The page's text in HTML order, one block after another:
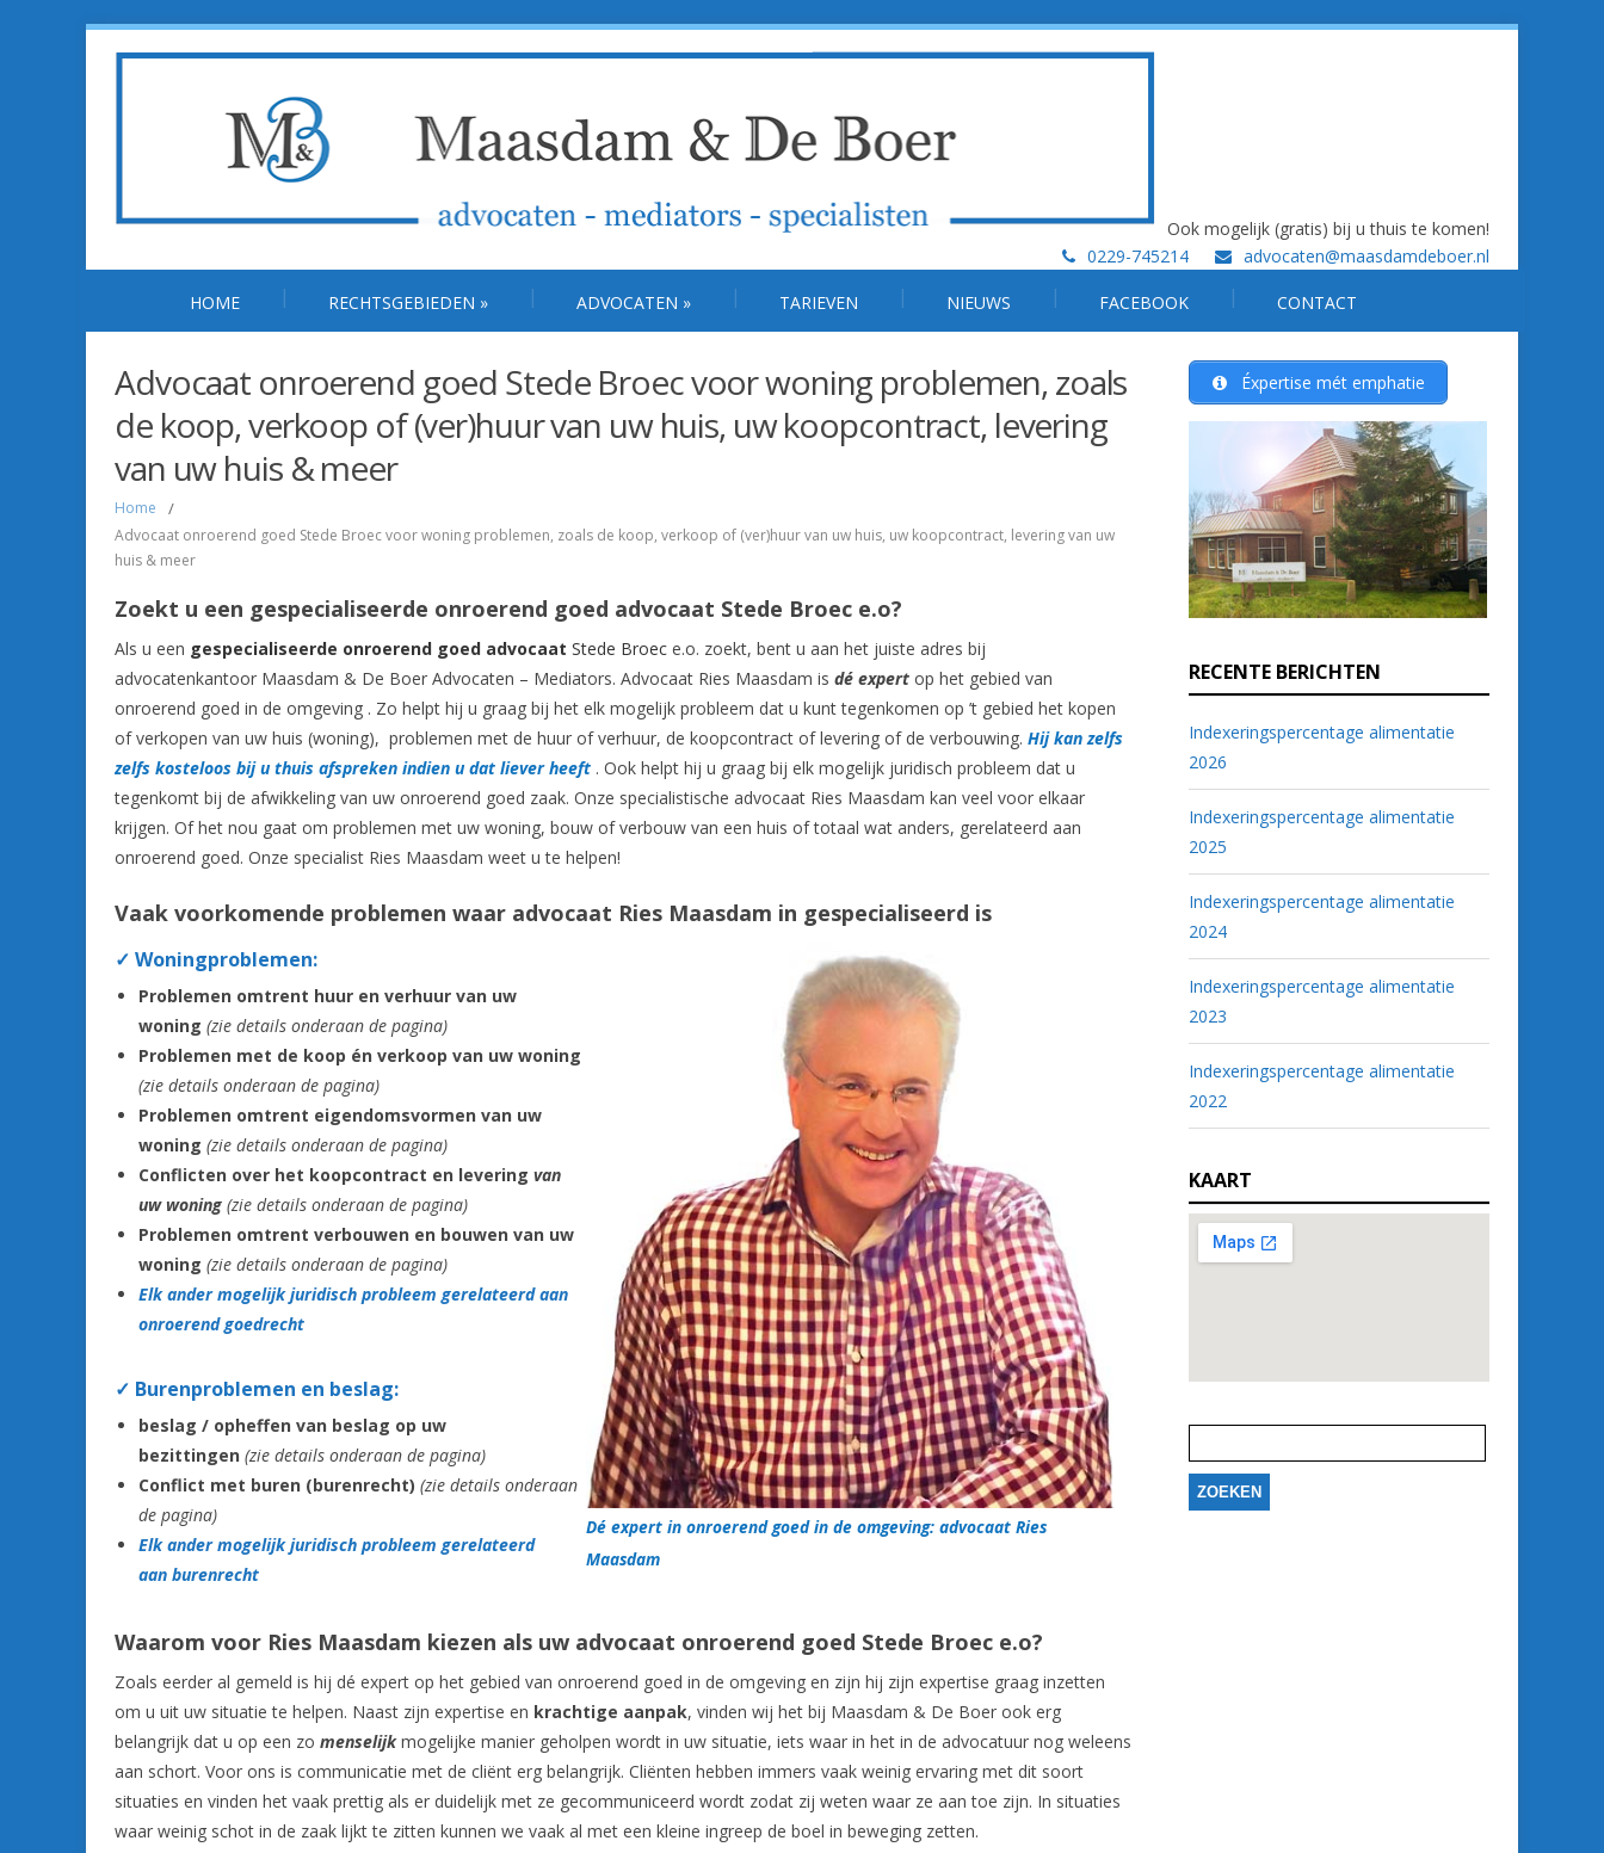
Ook mogelijk (gratis) bij u thuis te komen!
0229-745214
advocaten@maasdamdeboer.nl
HOME RECHTSGEBIEDEN » ADVOCATEN » TARIEVEN NIEUWS FACEBOOK CONTACT
Advocaat onroerend goed Stede Broec voor woning problemen, zoals
de koop, verkoop of (ver)huur van uw huis, uw koopcontract, levering
van uw huis & meer
Home /
Advocaat onroerend goed Stede Broec voor woning problemen, zoals de koop, verkoop of (ver)huur van uw huis, uw koopcontract, levering van uw
huis & meer
Zoekt u een gespecialiseerde onroerend goed advocaat Stede Broec e.o?
Als u een gespecialiseerde onroerend goed advocaat Stede Broec e.o. zoekt, bent u aan het juiste adres bij
advocatenkantoor Maasdam & De Boer Advocaten – Mediators. Advocaat Ries Maasdam is dé expert op het gebied van
onroerend goed in de omgeving . Zo helpt hij u graag bij het elk mogelijk probleem dat u kunt tegenkomen op ’t gebied het kopen
of verkopen van uw huis (woning), problemen met de huur of verhuur, de koopcontract of levering of de verbouwing. Hij kan zelfs
zelfs kosteloos bij u thuis afspreken indien u dat liever heeft . Ook helpt hij u graag bij elk mogelijk juridisch probleem dat u
tegenkomt bij de afwikkeling van uw onroerend goed zaak. Onze specialistische advocaat Ries Maasdam kan veel voor elkaar
krijgen. Of het nou gaat om problemen met uw woning, bouw of verbouw van een huis of totaal wat anders, gerelateerd aan
onroerend goed. Onze specialist Ries Maasdam weet u te helpen!
Vaak voorkomende problemen waar advocaat Ries Maasdam in gespecialiseerd is
Dé expert in onroerend goed in de omgeving: advocaat Ries
Maasdam
✓ Woningproblemen:
Problemen omtrent huur en verhuur van uw
woning (zie details onderaan de pagina)
Problemen met de koop én verkoop van uw woning
(zie details onderaan de pagina)
Problemen omtrent eigendomsvormen van uw
woning (zie details onderaan de pagina)
Conflicten over het koopcontract en levering van
uw woning (zie details onderaan de pagina)
Problemen omtrent verbouwen en bouwen van uw
woning (zie details onderaan de pagina)
Elk ander mogelijk juridisch probleem gerelateerd aan
onroerend goedrecht
✓ Burenproblemen en beslag:
beslag / opheffen van beslag op uw
bezittingen (zie details onderaan de pagina)
Conflict met buren (burenrecht) (zie details onderaan
de pagina)
Elk ander mogelijk juridisch probleem gerelateerd
aan burenrecht
Waarom voor Ries Maasdam kiezen als uw advocaat onroerend goed Stede Broec e.o?
Zoals eerder al gemeld is hij dé expert op het gebied van onroerend goed in de omgeving en zijn hij zijn expertise graag inzetten
om u uit uw situatie te helpen. Naast zijn expertise en krachtige aanpak, vinden wij het bij Maasdam & De Boer ook erg
belangrijk dat u op een zo menselijk mogelijke manier geholpen wordt in uw situatie, iets waar in het in de advocatuur nog weleens
aan schort. Voor ons is communicatie met de cliënt erg belangrijk. Cliënten hebben immers vaak weinig ervaring met dit soort
situaties en vinden het vaak prettig als er duidelijk met ze gecommuniceerd wordt zodat zij weten waar ze aan toe zijn. In situaties
waar weinig schot in de zaak lijkt te zitten kunnen we vaak al met een kleine ingreep de boel in beweging zetten.
Éxpertise mét emphatie
RECENTE BERICHTEN
Indexeringspercentage alimentatie
2026
Indexeringspercentage alimentatie
2025
Indexeringspercentage alimentatie
2024
Indexeringspercentage alimentatie
2023
Indexeringspercentage alimentatie
2022
KAART
naar: